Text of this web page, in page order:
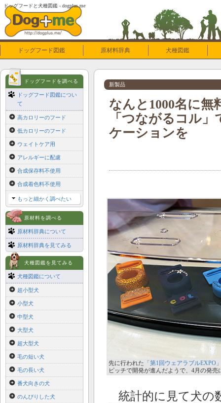
ドッグフードと犬種図鑑 - dogplus.me
ドッグフード図鑑 原材料辞典 犬種図鑑
新製品
なんと1000名に
「つながるコル
ケーションを
先に行われた 「第1回ウェアラブルEXPO
ピッチで開発が進んだようで、4月の発
統計的に見て犬の
ドッグフードを調べる
ドッグフード図鑑につい
て
高カロリーのフード
低カロリーのフード
ウェイトケア用
アレルギーに配慮
合成保存料不使用
合成着色料不使用
もっと細かく調べたい
原材料を調べる
原材料辞典について
原材料辞典を見てみる
犬種図鑑を見てみる
犬種図鑑について
超小型犬
小型犬
中型犬
大型犬
超大型犬
毛の短い犬
毛の長い犬
番犬向きの犬
のんびりした犬